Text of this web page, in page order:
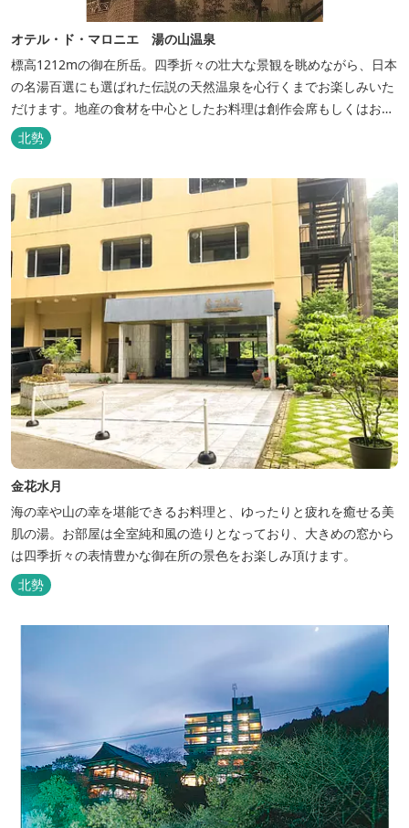
オテル・ド・マロニエ 湯の山温泉
標高1212mの御在所岳。四季折々の壮大な景観を眺めながら、日本
の名湯百選にも選ばれた伝説の天然温泉を心行くまでお楽しみいた
だけます。地産の食材を中心としたお料理は創作会席もしくはお箸
でもお楽しみいただける本格フレンチをお選びいただけ、会席・フ
レンチコースとも同じテーブルにてご賞味いただけます。また館内
やお食事は浴衣姿でお楽しみいただけます。ゆったり、気軽に安心
していただける会員制リゾートホ...
北勢
金花水月
海の幸や山の幸を堪能できるお料理と、ゆったりと疲れを癒せる美
肌の湯。お部屋は全室純和風の造りとなっており、大きめの窓から
は四季折々の表情豊かな御在所の景色をお楽しみ頂けます。
北勢